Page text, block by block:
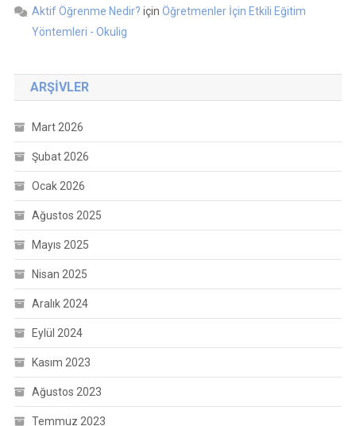
Aktif Öğrenme Nedir? için Öğretmenler İçin Etkili Eğitim
Yöntemleri - Okulig
ARŞIVLER
Mart 2026
Şubat 2026
Ocak 2026
Ağustos 2025
Mayıs 2025
Nisan 2025
Aralık 2024
Eylül 2024
Kasım 2023
Ağustos 2023
Temmuz 2023